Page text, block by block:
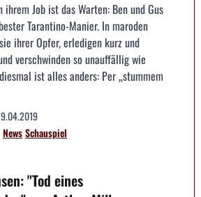
ihrem Job ist das Warten: Ben und Gus
Tarantino-Manier. In maroden
ihrer Opfer, erledigen kurz und
verschwinden so unauffällig wie
ist alles anders: Per „stummem
NewsSchauspiel
"Tod eines